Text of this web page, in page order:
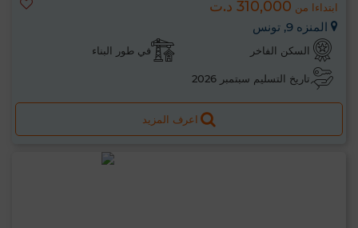
ابتداءا من 310,000 د.ت
المنزه 9, تونس
السكن الفاخر في طور البناء
تاريخ التسليم سبتمبر 2026
اعرف المزيد